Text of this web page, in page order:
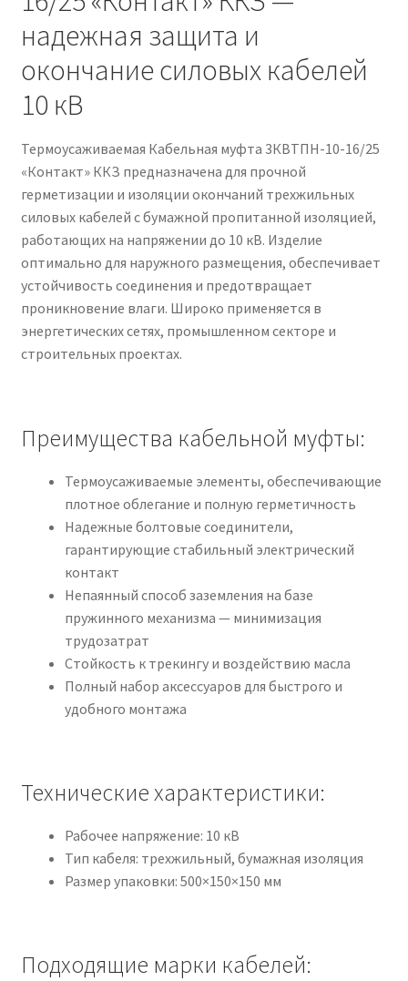
надежная защита и
окончание силовых кабелей
10 кВ
Термоусаживаемая Кабельная муфта 3КВТПН-10-16/25
«Контакт» ККЗ предназначена для прочной
герметизации и изоляции окончаний трехжильных
силовых кабелей с бумажной пропитанной изоляцией,
работающих на напряжении до 10 кВ. Изделие
оптимально для наружного размещения, обеспечивает
устойчивость соединения и предотвращает
проникновение влаги. Широко применяется в
энергетических сетях, промышленном секторе и
строительных проектах.
Преимущества кабельной муфты:
Термоусаживаемые элементы, обеспечивающие
плотное облегание и полную герметичность
Надежные болтовые соединители,
гарантирующие стабильный электрический
контакт
Непаянный способ заземления на базе
пружинного механизма — минимизация
трудозатрат
Стойкость к трекингу и воздействию масла
Полный набор аксессуаров для быстрого и
удобного монтажа
Технические характеристики:
Рабочее напряжение: 10 кВ
Тип кабеля: трехжильный, бумажная изоляция
Размер упаковки: 500×150×150 мм
Подходящие марки кабелей: